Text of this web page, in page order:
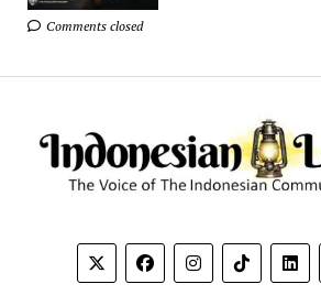
Comments closed